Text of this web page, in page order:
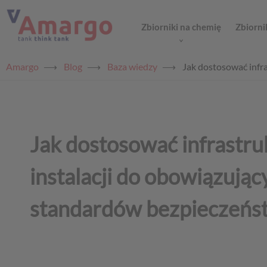
Zbiorniki na chemię
Amargo ⟶ Blog ⟶ Baza wiedzy ⟶ Jak dostosować
Jak dostosować
instalacji do
standardów